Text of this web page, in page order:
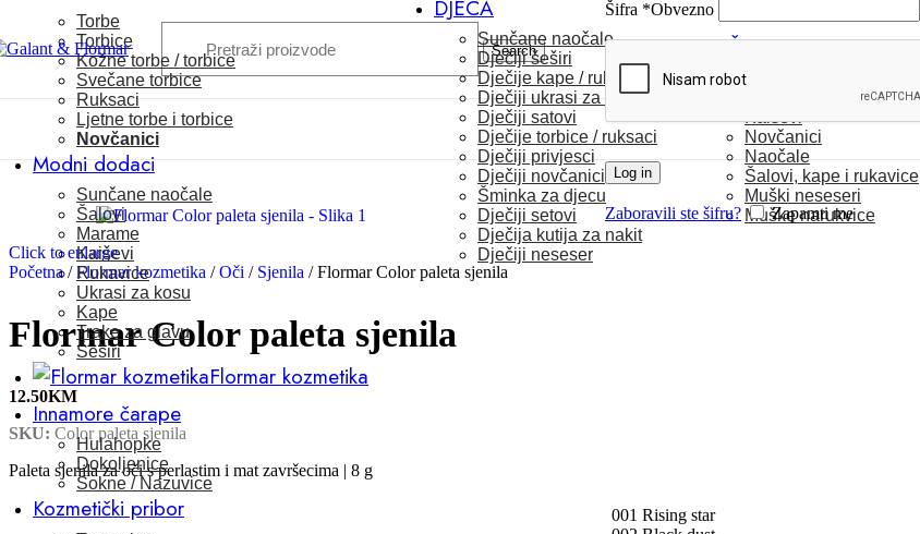
Skip to navigation Skip to main content
Search
Šifra *Obvezno
Log in
Zaboravili ste šifru? Zapamti me
Torbe
Torbice
Kožne torbe / torbice
Svečane torbice
Ruksaci
Ljetne torbe i torbice
Novčanici
Modni dodaci
Sunčane naočale
Šalovi
Marame
Kaiševi
Rukavice
Ukrasi za kosu
Kape
Trake za glavu
Šeširi
Flormar kozmetika
Innamore čarape
Hulahopke
Dokoljenice
Sokne / Nazuvice
Kozmetički pribor
DJECA
Sunčane naočale
Dječiji šeširi
Dječije kape / rukavice
Dječiji ukrasi za kosu
Dječiji satovi
Dječije torbice / ruksaci
Dječiji privjesci
Dječiji novčanici
Šminka za djecu
Dječiji setovi
Dječija kutija za nakit
Dječiji neseser
MUŠKARCI
Satovi
Kaiševi
Novčanici
Naočale
Šalovi, kape i rukavice
Muški neseseri
Muške narukvice
Click to enlarge
Početna/ Flormar kozmetika / Oči / Sjenila / Flormar Color paleta sjenila
Flormar Color paleta sjenila
12.50KM
SKU: Color paleta sjenila
Paleta sjenila za oči s perlastim i mat završecima | 8 g
001 Rising star